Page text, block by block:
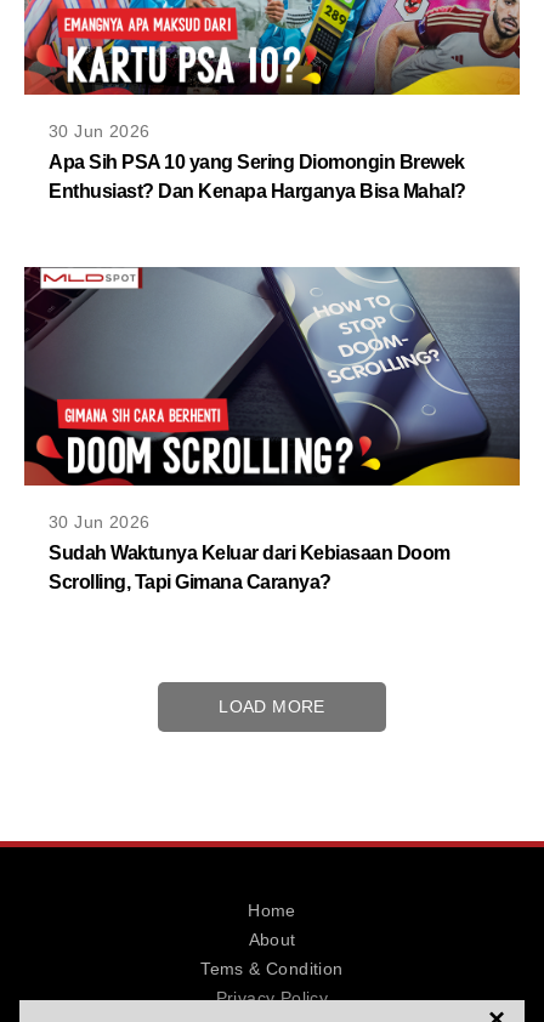
30 Jun 2026
Apa Sih PSA 10 yang Sering Diomongin Brewek
Enthusiast? Dan Kenapa Harganya Bisa Mahal?
30 Jun 2026
Sudah Waktunya Keluar dari Kebiasaan Doom
Scrolling, Tapi Gimana Caranya?
LOAD MORE
Home
About
Tems & Condition
Privacy Policy